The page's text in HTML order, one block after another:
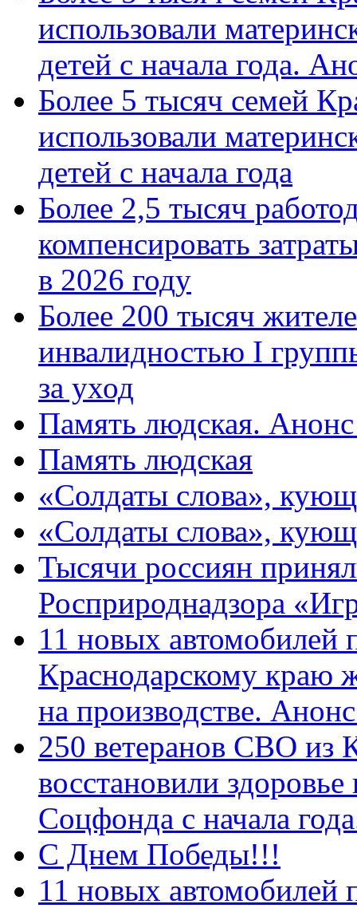
использовали
детей с начала года.
Более 5 тысяч семей
использовали
детей с начала года
Более 2,5 тысяч
компенсировать
в 2026 году
Более 200 тысяч
инвалидностью I
за уход
Память людская.
Память людская
«Солдаты слова»,
«Солдаты слова»,
Тысячи россиян
Росприроднадзора
11 новых автомобилей
Краснодарскому краю
на производстве.
250 ветеранов СВО из
восстановили
Соцфонда с начала
С Днем Победы!!!
11 новых автомобилей